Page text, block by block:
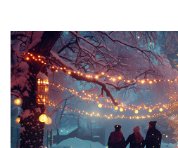
God
jul
och
information
om
årsmötet
2025